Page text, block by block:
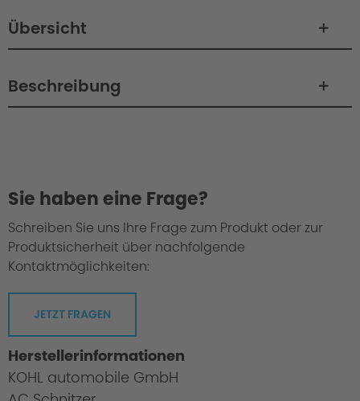
Übersicht
Beschreibung
Sie haben eine Frage?
Schreiben Sie uns Ihre Frage zum Produkt oder zur
Produktsicherheit über nachfolgende
Kontaktmöglichkeiten:
JETZT FRAGEN
Herstellerinformationen
KOHL automobile GmbH